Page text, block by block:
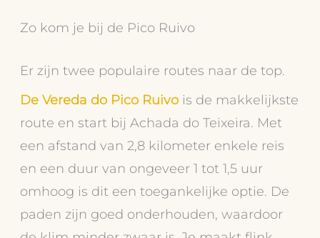
Zo kom je bij de Pico Ruivo
Er zijn twee populaire routes naar de top.
De Vereda do Pico Ruivo is de makkelijkste
route en start bij Achada do Teixeira. Met
een afstand van 2,8 kilometer enkele reis
en een duur van ongeveer 1 tot 1,5 uur
omhoog is dit een toegankelijke optie. De
paden zijn goed onderhouden, waardoor